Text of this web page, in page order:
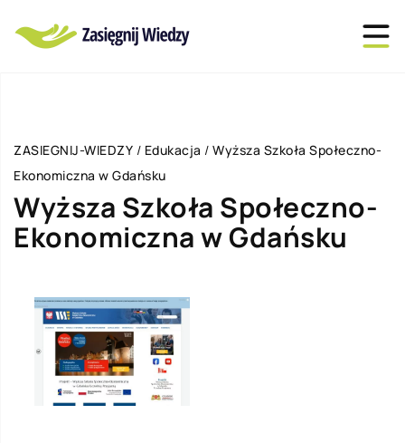
ZASIEGNIJ-WIEDZY / Edukacja / Wyższa Szkoła Społeczno-
Ekonomiczna w Gdańsku
Wyższa Szkoła Społeczno-
Ekonomiczna w Gdańsku